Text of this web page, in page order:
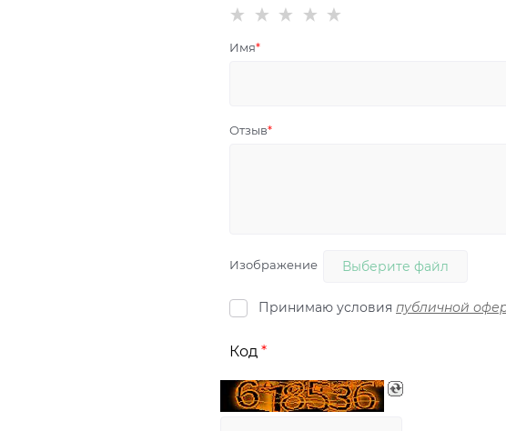
Имя
Отзыв
Изображение Выберите файл
Принимаю условия публичной
Код